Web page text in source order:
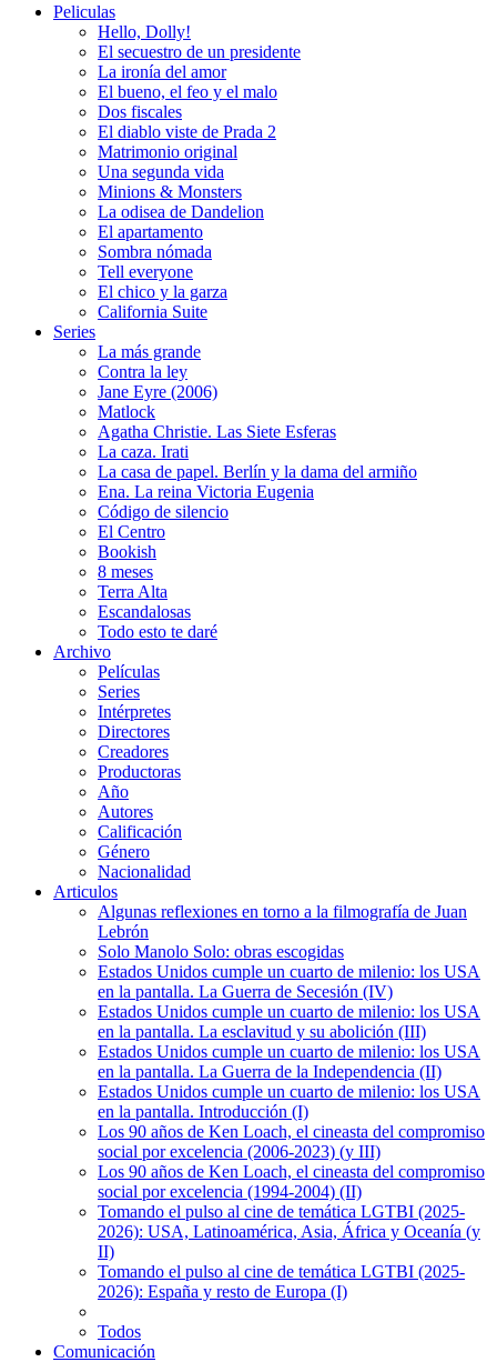
Peliculas
Hello, Dolly!
El secuestro de un presidente
La ironía del amor
El bueno, el feo y el malo
Dos fiscales
El diablo viste de Prada 2
Matrimonio original
Una segunda vida
Minions & Monsters
La odisea de Dandelion
El apartamento
Sombra nómada
Tell everyone
El chico y la garza
California Suite
Series
La más grande
Contra la ley
Jane Eyre (2006)
Matlock
Agatha Christie. Las Siete Esferas
La caza. Irati
La casa de papel. Berlín y la dama del armiño
Ena. La reina Victoria Eugenia
Código de silencio
El Centro
Bookish
8 meses
Terra Alta
Escandalosas
Todo esto te daré
Archivo
Películas
Series
Intérpretes
Directores
Creadores
Productoras
Año
Autores
Calificación
Género
Nacionalidad
Articulos
Algunas reflexiones en torno a la filmografía de Juan
Lebrón
Solo Manolo Solo: obras escogidas
Estados Unidos cumple un cuarto de milenio: los USA
en la pantalla. La Guerra de Secesión (IV)
Estados Unidos cumple un cuarto de milenio: los USA
en la pantalla. La esclavitud y su abolición (III)
Estados Unidos cumple un cuarto de milenio: los USA
en la pantalla. La Guerra de la Independencia (II)
Estados Unidos cumple un cuarto de milenio: los USA
en la pantalla. Introducción (I)
Los 90 años de Ken Loach, el cineasta del compromiso
social por excelencia (2006-2023) (y III)
Los 90 años de Ken Loach, el cineasta del compromiso
social por excelencia (1994-2004) (II)
Tomando el pulso al cine de temática LGTBI (2025-
2026): USA, Latinoamérica, Asia, África y Oceanía (y
II)
Tomando el pulso al cine de temática LGTBI (2025-
2026): España y resto de Europa (I)
Todos
Comunicación